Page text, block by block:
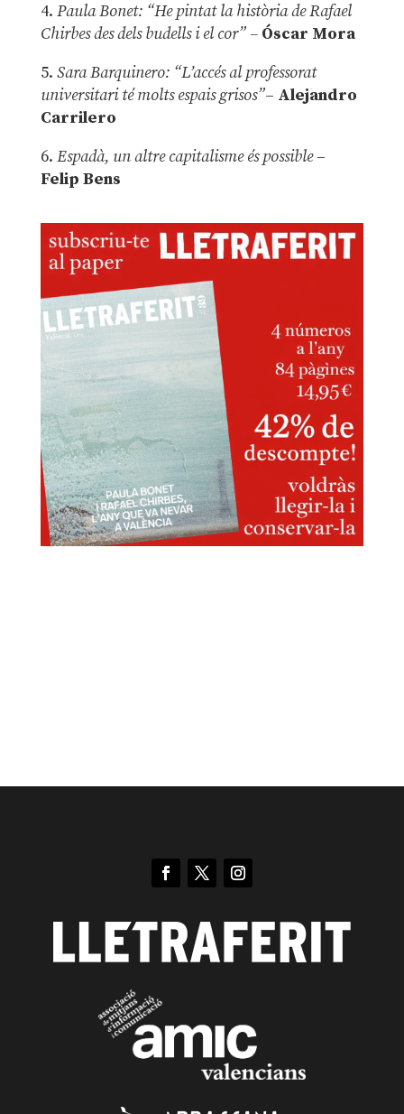
4. Paula Bonet: “He pintat la història de Rafael
Chirbes des dels budells i el cor” –Óscar Mora
5. Sara Barquinero: “L’accés al professorat
universitari té molts espais grisos”– Alejandro
Carrilero
6. Espadà, un altre capitalisme és possible –
Felip Bens